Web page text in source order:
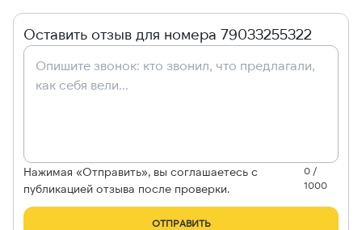
Оставить отзыв для номера 79033255322
Нажимая «Отправить», вы соглашаетесь с
публикацией отзыва после проверки.
0 /
1000
ОТПРАВИТЬ